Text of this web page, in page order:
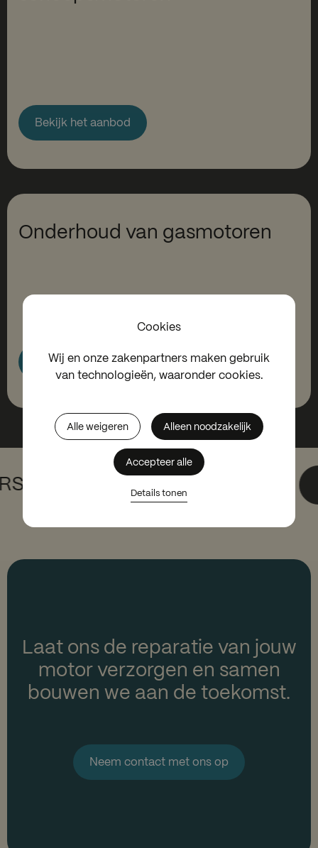
Cookies
Wij en onze zakenpartners maken gebruik
van technologieën, waaronder cookies.
Alle weigeren Alleen noodzakelijk
Accepteer alle
Details tonen
Bekijk het aanbod
Onderhoud van gasmotoren
Bekijk het aanbod
ONSZELF MET HET
Laat ons de reparatie van jouw
motor verzorgen en samen
bouwen we aan de toekomst.
Neem contact met ons op